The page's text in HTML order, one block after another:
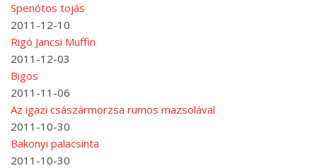
Spenótos tojás
2011-12-10
Rigó Jancsi Muffin
2011-12-03
Bigos
2011-11-06
Az igazi császármorzsa rumos mazsolával
2011-10-30
Bakonyi palacsinta
2011-10-30